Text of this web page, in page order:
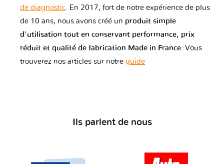
de diagnostic . En 2017, fort de notre expérience de plus
de 10 ans, nous avons créé un produit simple
d'utilisation tout en conservant performance, prix
réduit et qualité de fabrication Made in France . Vous
trouverez nos articles sur notre guide
Ils parlent de nous